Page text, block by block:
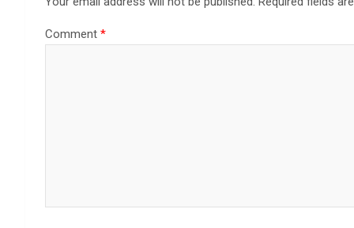
Comment *